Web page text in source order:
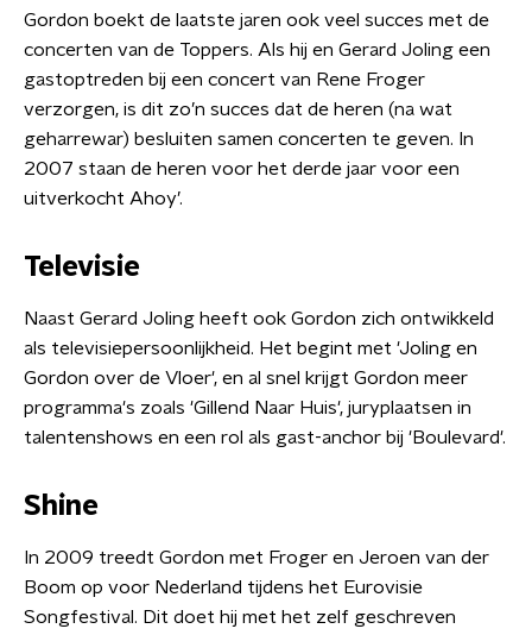
Gordon boekt de laatste jaren ook veel succes met de
concerten van de Toppers. Als hij en Gerard Joling een
gastoptreden bij een concert van Rene Froger
verzorgen, is dit zo’n succes dat de heren (na wat
geharrewar) besluiten samen concerten te geven. In
2007 staan de heren voor het derde jaar voor een
uitverkocht Ahoy’.
Televisie
Naast Gerard Joling heeft ook Gordon zich ontwikkeld
als televisiepersoonlijkheid. Het begint met 'Joling en
Gordon over de Vloer', en al snel krijgt Gordon meer
programma's zoals 'Gillend Naar Huis', juryplaatsen in
talentenshows en een rol als gast-anchor bij 'Boulevard'.
Shine
In 2009 treedt Gordon met Froger en Jeroen van der
Boom op voor Nederland tijdens het Eurovisie
Songfestival. Dit doet hij met het zelf geschreven